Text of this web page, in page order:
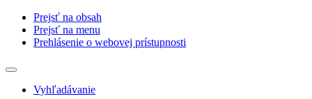
Prejsť na obsah
Prejsť na menu
Prehlásenie o webovej prístupnosti
Vyhľadávanie